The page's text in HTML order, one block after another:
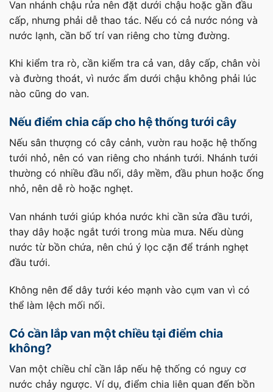
Van nhánh chậu rửa nên đặt dưới chậu hoặc gần đầu
cấp, nhưng phải dễ thao tác. Nếu có cả nước nóng và
nước lạnh, cần bố trí van riêng cho từng đường.
Khi kiểm tra rò, cần kiểm tra cả van, dây cấp, chân vòi
và đường thoát, vì nước ẩm dưới chậu không phải lúc
nào cũng do van.
Nếu điểm chia cấp cho hệ thống tưới cây
Nếu sân thượng có cây cảnh, vườn rau hoặc hệ thống
tưới nhỏ, nên có van riêng cho nhánh tưới. Nhánh tưới
thường có nhiều đầu nối, dây mềm, đầu phun hoặc ống
nhỏ, nên dễ rò hoặc nghẹt.
Van nhánh tưới giúp khóa nước khi cần sửa đầu tưới,
thay dây hoặc ngắt tưới trong mùa mưa. Nếu dùng
nước từ bồn chứa, nên chú ý lọc cặn để tránh nghẹt
đầu tưới.
Không nên để dây tưới kéo mạnh vào cụm van vì có
thể làm lệch mối nối.
Có cần lắp van một chiều tại điểm chia
không?
Van một chiều chỉ cần lắp nếu hệ thống có nguy cơ
nước chảy ngược. Ví dụ, điểm chia liên quan đến bồn